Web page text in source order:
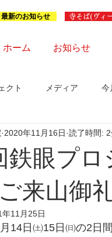
最新のお知らせ
ホーム お知らせ
寺そば(ヴィ
クト メディア 今
京都参禅会
鉄眼プ
来山御
2020年11月16日 読了時間:
年11月25日
14日㈯15日㈰の2日間